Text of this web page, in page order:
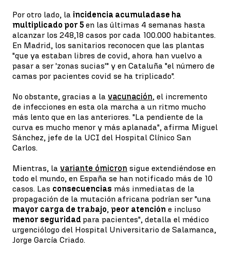
Por otro lado, la incidencia acumuladase ha
multiplicado por 5 en las últimas 4 semanas hasta
alcanzar los 248,18 casos por cada 100.000 habitantes.
En Madrid, los sanitarios reconocen que las plantas
"que ya estaban libres de covid, ahora han vuelvo a
pasar a ser 'zonas sucias'" y en Cataluña "el número de
camas por pacientes covid se ha triplicado".
No obstante, gracias a la vacunación, el incremento
de infecciones en esta ola marcha a un ritmo mucho
más lento que en las anteriores. "La pendiente de la
curva es mucho menor y más aplanada", afirma Miguel
Sánchez, jefe de la UCI del Hospital Clínico San
Carlos.
Mientras, la variante ómicron sigue extendiéndose en
todo el mundo, en España se han notificado más de 10
casos. Las consecuencias más inmediatas de la
propagación de la mutación africana podrían ser "una
mayor carga de trabajo, peor atención e incluso
menor seguridad para pacientes", detalla el médico
urgenciólogo del Hospital Universitario de Salamanca,
Jorge García Criado.